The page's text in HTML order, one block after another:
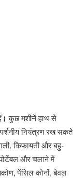
हैं। कुछ मशीनें हाथ से
नियंत्रण रख सकते
किफायती और बहु-
और चलाने में
पेंसिल कोनों, बेवल